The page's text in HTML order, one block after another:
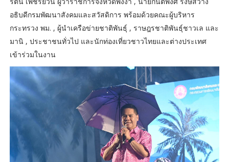
อธิบดีกรมพัฒนาสังคมและสวัสดิการ พร้อมด้วยคณะผู้บริหาร
กระทรวง พม. , ผู้นำเครือข่ายชาติพันธุ์ , ราษฎรชาติพันธุ์ชาวเล และ
มานิ , ประชาชนทั่วไป และนักท่องเที่ยวชาวไทยและต่างประเทศ
เข้าร่วมในงาน